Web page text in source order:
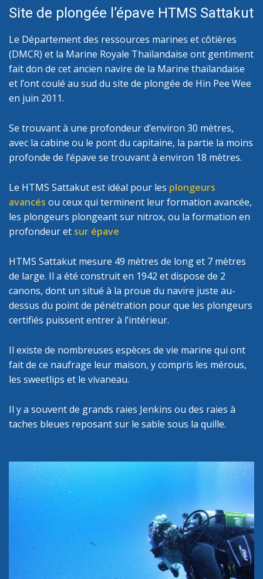
Site de plongée l’épave HTMS Sattakut
Le Département des ressources marines et côtières
(DMCR) et la Marine Royale Thaïlandaise ont gentiment
fait don de cet ancien navire de la Marine thaïlandaise
et l’ont coulé au sud du site de plongée de Hin Pee Wee
en juin 2011.
Se trouvant à une profondeur d’environ 30 mètres,
avec la cabine ou le pont du capitaine, la partie la moins
profonde de l’épave se trouvant à environ 18 mètres.
Le HTMS Sattakut est idéal pour les plongeurs
avancés ou ceux qui terminent leur formation avancée,
les plongeurs plongeant sur nitrox, ou la formation en
profondeur et sur épave
HTMS Sattakut mesure 49 mètres de long et 7 mètres
de large. Il a été construit en 1942 et dispose de 2
canons, dont un situé à la proue du navire juste au-
dessus du point de pénétration pour que les plongeurs
certifiés puissent entrer à l’intérieur.
Il existe de nombreuses espèces de vie marine qui ont
fait de ce naufrage leur maison, y compris les mérous,
les sweetlips et le vivaneau.
Il y a souvent de grands raies Jenkins ou des raies à
taches bleues reposant sur le sable sous la quille.